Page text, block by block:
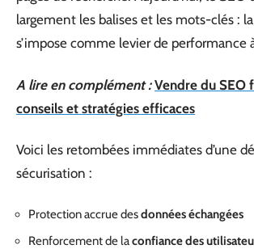
largement les balises et les mots-clés : la
s’impose comme levier de performance
A lire en complément : Vendre du SEO
conseils et stratégies efficaces
Voici les retombées immédiates d’une
sécurisation :
Protection accrue desdonnées échangées
Renforcement de laconfiance des